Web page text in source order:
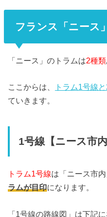
フランス「ニース
「ニース」のトラムは2種類
ここからは、 トラム1号線
ていきます。
1号線【ニース市内
トラム1号線は「ニース市
ラムが目印になります。
「1号線の路線図」は下記に